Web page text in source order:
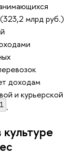
млрд руб.)
доходам
и курьерской
1 .